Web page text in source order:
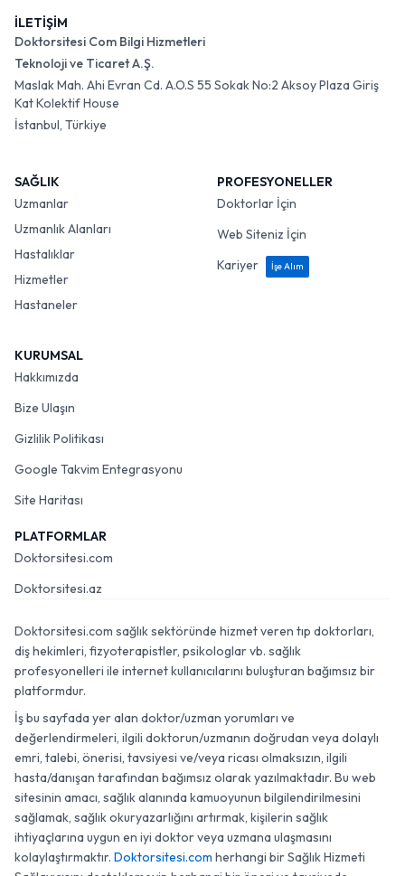
İLETİŞİM
Doktorsitesi Com Bilgi Hizmetleri
Teknoloji ve Ticaret A.Ş.
Maslak Mah. Ahi Evran Cd. A.O.S 55 Sokak No:2 Aksoy Plaza Giriş
Kat Kolektif House
İstanbul, Türkiye
SAĞLIK
Uzmanlar
Uzmanlık Alanları
Hastalıklar
Hizmetler
Hastaneler
PROFESYONELLER
Doktorlar İçin
Web Siteniz İçin
Kariyer
İşe Alım
KURUMSAL
Hakkımızda
Bize Ulaşın
Gizlilik Politikası
Google Takvim Entegrasyonu
Site Haritası
PLATFORMLAR
Doktorsitesi.com
Doktorsitesi.az
Doktorsitesi.com sağlık sektöründe hizmet veren tıp doktorları,
diş hekimleri, fizyoterapistler, psikologlar vb. sağlık
profesyonelleri ile internet kullanıcılarını buluşturan bağımsız bir
platformdur.
İş bu sayfada yer alan doktor/uzman yorumları ve
değerlendirmeleri, ilgili doktorun/uzmanın doğrudan veya dolaylı
emri, talebi, önerisi, tavsiyesi ve/veya ricası olmaksızın, ilgili
hasta/danışan tarafından bağımsız olarak yazılmaktadır. Bu web
sitesinin amacı, sağlık alanında kamuoyunun bilgilendirilmesini
sağlamak, sağlık okuryazarlığını artırmak, kişilerin sağlık
ihtiyaçlarına uygun en iyi doktor veya uzmana ulaşmasını
kolaylaştırmaktır. Doktorsitesi.com herhangi bir Sağlık Hizmeti